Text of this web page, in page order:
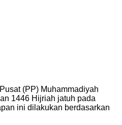
(PP) Muhammadiyah
1446 Hijriah jatuh pada
ini dilakukan berdasarkan